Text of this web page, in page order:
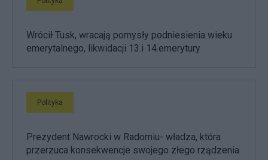
Wrócił Tusk, wracają pomysły podniesienia wieku
emerytalnego, likwidacji 13.i 14.emerytury
Polityka
Prezydent Nawrocki w Radomiu- władza, która
przerzuca konsekwencje swojego złego rządzenia